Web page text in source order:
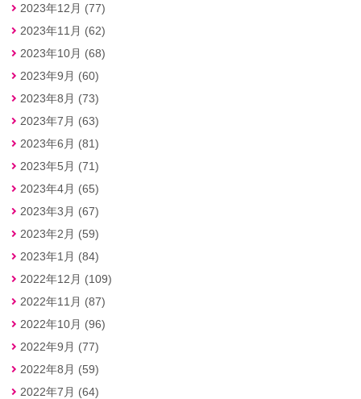
2023年12月 (77)
2023年11月 (62)
2023年10月 (68)
2023年9月 (60)
2023年8月 (73)
2023年7月 (63)
2023年6月 (81)
2023年5月 (71)
2023年4月 (65)
2023年3月 (67)
2023年2月 (59)
2023年1月 (84)
2022年12月 (109)
2022年11月 (87)
2022年10月 (96)
2022年9月 (77)
2022年8月 (59)
2022年7月 (64)